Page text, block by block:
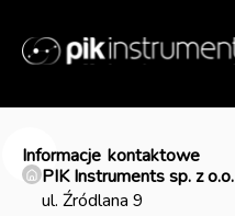
Informacje kontaktowe
PIK Instruments sp. z o.o.
ul. Źródlana 9